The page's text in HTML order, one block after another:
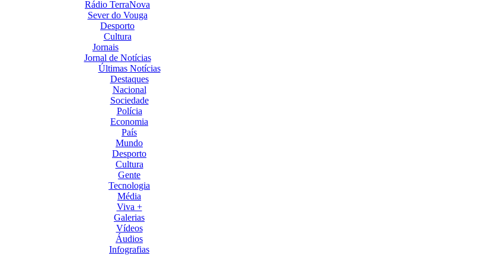
Rádio TerraNova
Sever do Vouga
Desporto
Cultura
Jornais
Jornal de Notícias
Últimas Notícias
Destaques
Nacional
Sociedade
Polícia
Economia
País
Mundo
Desporto
Cultura
Gente
Tecnologia
Média
Viva +
Galerias
Vídeos
Áudios
Infografias